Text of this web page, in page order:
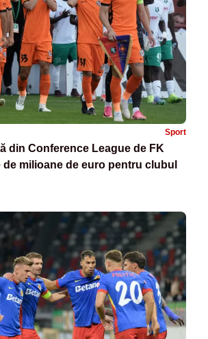
Sport
din Conference League de FK
milioane de euro pentru clubul